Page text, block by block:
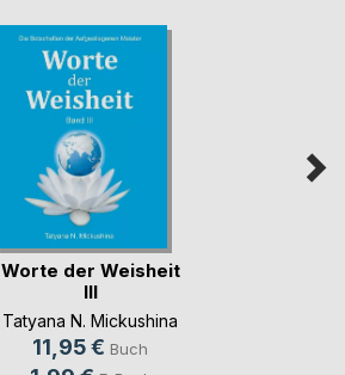
Worte der Weisheit
III
Tatyana N. Mickushina
11,95 € Buch